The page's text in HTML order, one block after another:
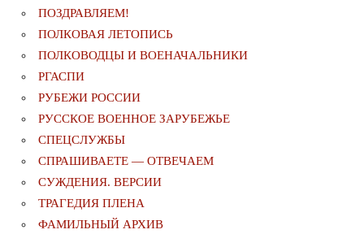
ПОЗДРАВЛЯЕМ!
ПОЛКОВАЯ ЛЕТОПИСЬ
ПОЛКОВОДЦЫ И ВОЕНАЧАЛЬНИКИ
РГАСПИ
РУБЕЖИ РОССИИ
РУССКОЕ ВОЕННОЕ ЗАРУБЕЖЬЕ
СПЕЦСЛУЖБЫ
СПРАШИВАЕТЕ — ОТВЕЧАЕМ
СУЖДЕНИЯ. ВЕРСИИ
ТРАГЕДИЯ ПЛЕНА
ФАМИЛЬНЫЙ АРХИВ